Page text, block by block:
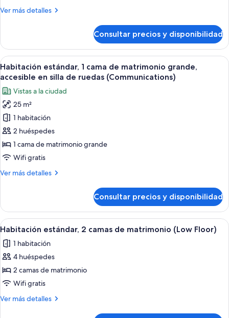
matrimonio
Ver más detalles
Más
estándar,
camas
de
(Communications)
Consultar precios y disponibilidad
Abrir
todas
las
fotos
de
Habitación
estándar,
1
cama
matrimonio
en
silla
de
ruedas
(Communications)
7
Habitación estándar, 1 cama de matrimonio grande,
accesible en silla de ruedas (Communications)
Vistas a la ciudad
25 m²
1 habitación
2 huéspedes
1 cama de matrimonio grande
Wifi gratis
Ver más detalles
Más
estándar,
cama
matrimonio
grande,
en
silla
ruedas
Consultar precios y disponibilidad
Abrir
todas
las
fotos
de
Habitación
estándar,
Habitación de hotel con dos camas,
5
Habitación estándar, 2 camas de matrimonio (Low Floor)
1 habitación
4 huéspedes
2 camas de matrimonio
Wifi gratis
Ver más detalles
Más